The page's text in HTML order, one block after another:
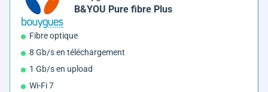
B&YOU Pure fibre Plus
Fibre optique
8 Gb/s en téléchargement
1 Gb/s en upload
Wi-Fi 7